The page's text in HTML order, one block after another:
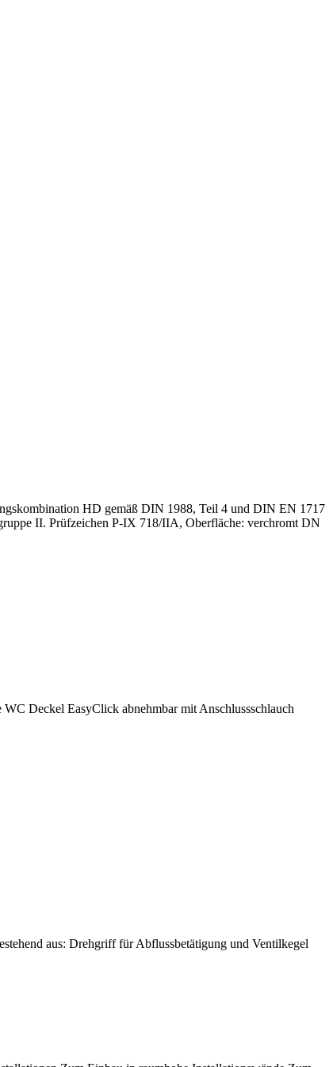
HD gemäß DIN 1988, Teil 4 und DIN EN 1717
II. Prüfzeichen P-IX 718/IIA, Oberfläche: verchromt DN
Deckel EasyClick abnehmbar mit Anschlussschlauch
aus: Drehgriff für Abflussbetätigung und Ventilkegel